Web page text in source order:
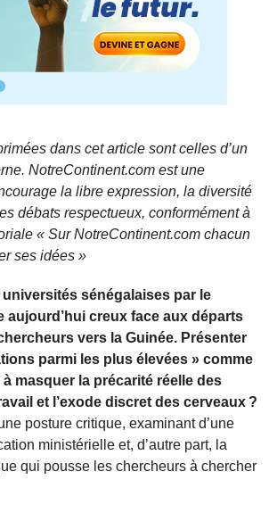
dans cet article sont celles d’un
NotreContinent.com est une
la libre expression, la diversité
débats respectueux, conformément à
« Sur NotreContinent.com chacun
ses idées »
universités sénégalaises par le
aujourd’hui creux face aux départs
vers la Guinée. Présenter
parmi les plus élevées » comme
masquer la précarité réelle des
et l’exode discret des cerveaux ?
posture critique, examinant d’une
ministérielle et, d’autre part, la
qui pousse les chercheurs à chercher